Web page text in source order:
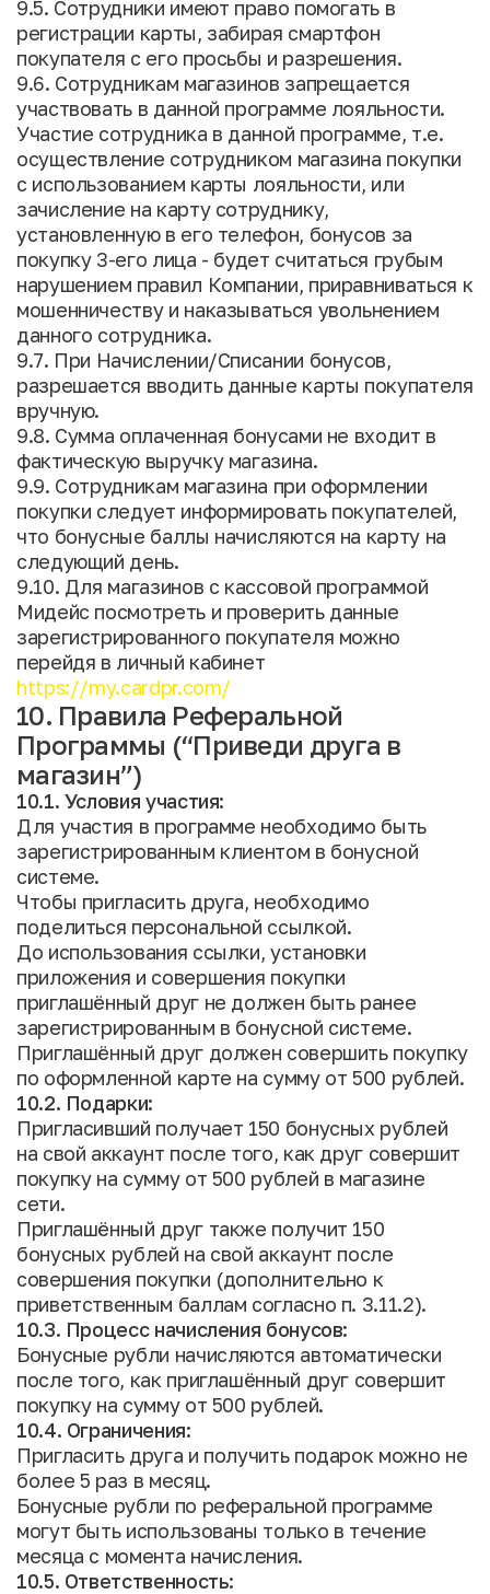
9.5. Сотрудники имеют право помогать в
регистрации карты, забирая смартфон
покупателя с его просьбы и разрешения.
9.6. Сотрудникам магазинов запрещается
участвовать в данной программе лояльности.
Участие сотрудника в данной программе, т.е.
осуществление сотрудником магазина покупки
с использованием карты лояльности, или
зачисление на карту сотруднику,
установленную в его телефон, бонусов за
покупку 3-его лица - будет считаться грубым
нарушением правил Компании, приравниваться к
мошенничеству и наказываться увольнением
данного сотрудника.
9.7. При Начислении/Списании бонусов,
разрешается вводить данные карты покупателя
вручную.
9.8. Сумма оплаченная бонусами не входит в
фактическую выручку магазина.
9.9. Сотрудникам магазина при оформлении
покупки следует информировать покупателей,
что бонусные баллы начисляются на карту на
следующий день.
9.10. Для магазинов с кассовой программой
Мидейс посмотреть и проверить данные
зарегистрированного покупателя можно
перейдя в личный кабинет
https://my.cardpr.com/
10. Правила Реферальной
Программы (“Приведи друга в
магазин”)
10.1. Условия участия:
Для участия в программе необходимо быть
зарегистрированным клиентом в бонусной
системе.
Чтобы пригласить друга, необходимо
поделиться персональной ссылкой.
До использования ссылки, установки
приложения и совершения покупки
приглашённый друг не должен быть ранее
зарегистрированным в бонусной системе.
Приглашённый друг должен совершить покупку
по оформленной карте на сумму от 500 рублей.
10.2. Подарки:
Пригласивший получает 150 бонусных рублей
на свой аккаунт после того, как друг совершит
покупку на сумму от 500 рублей в магазине
сети.
Приглашённый друг также получит 150
бонусных рублей на свой аккаунт после
совершения покупки (дополнительно к
приветственным баллам согласно п. 3.11.2).
10.3. Процесс начисления бонусов:
Бонусные рубли начисляются автоматически
после того, как приглашённый друг совершит
покупку на сумму от 500 рублей.
10.4. Ограничения:
Пригласить друга и получить подарок можно не
более 5 раз в месяц.
Бонусные рубли по реферальной программе
могут быть использованы только в течение
месяца с момента начисления.
10.5. Ответственность: